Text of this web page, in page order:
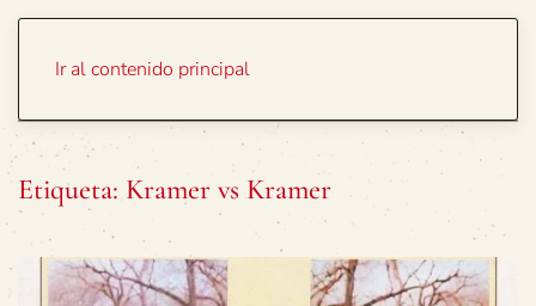
Ir al contenido principal
Etiqueta: Kramer vs Kramer